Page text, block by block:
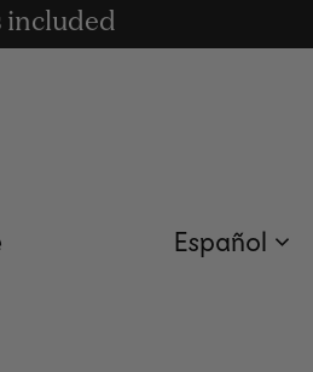
included
Español